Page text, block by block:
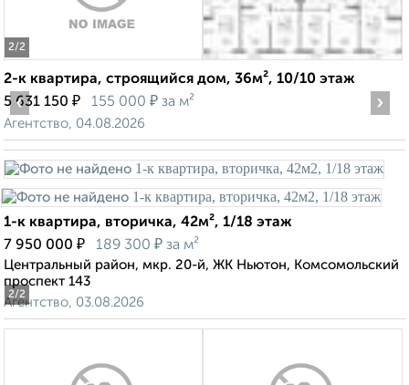
2/2
2-к квартира, строящийся дом, 36м², 10/10 этаж
5 631 150 ₽ 155 000 ₽ за м²
Агентство, 04.08.2026
2/2
‹ ›
1-к квартира, вторичка, 42м², 1/18 этаж
7 950 000 ₽ 189 300 ₽ за м²
Центральный район, мкр. 20-й, ЖК Ньютон, Комсомольский
проспект 143
Агентство, 03.08.2026